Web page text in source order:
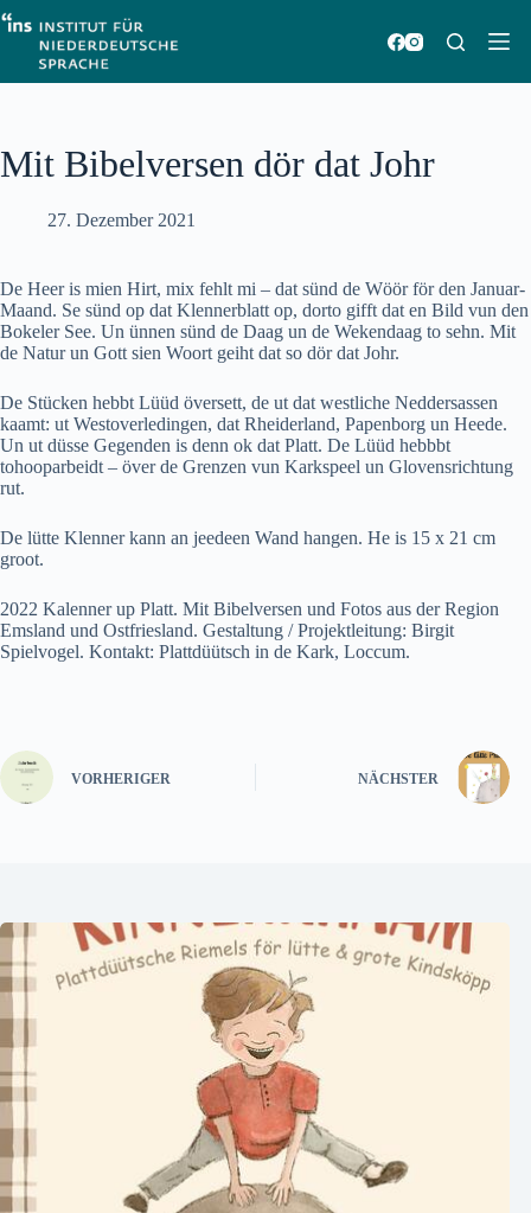
Zum
Inhalt
springen
Mit Bibelversen dör dat Johr
27. Dezember 2021
De Heer is mien Hirt, mix fehlt mi – dat sünd de Wöör för den Januar-
Maand. Se sünd op dat Klennerblatt op, dorto gifft dat en Bild vun den
Bokeler See. Un ünnen sünd de Daag un de Wekendaag to sehn. Mit
de Natur un Gott sien Woort geiht dat so dör dat Johr.
De Stücken hebbt Lüüd översett, de ut dat westliche Neddersassen
kaamt: ut Westoverledingen, dat Rheiderland, Papenborg un Heede.
Un ut düsse Gegenden is denn ok dat Platt. De Lüüd hebbbt
tohooparbeidt – över de Grenzen vun Karkspeel un Glovensrichtung
rut.
De lütte Klenner kann an jeedeen Wand hangen. He is 15 x 21 cm
groot.
2022 Kalenner up Platt. Mit Bibelversen und Fotos aus der Region
Emsland und Ostfriesland. Gestaltung / Projektleitung: Birgit
Spielvogel. Kontakt: Plattdüütsch in de Kark, Loccum.
VORHERIGER NÄCHSTER